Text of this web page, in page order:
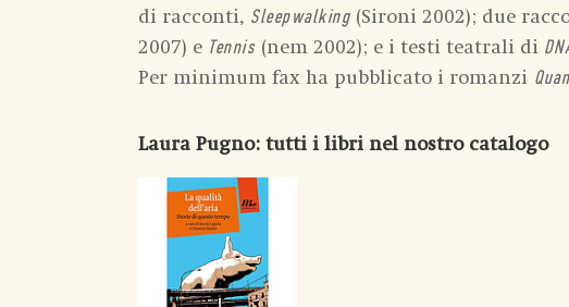
di racconti, Sleepwalking (Sironi 2002); due
2007) e Tennis (nem 2002); e i testi teatrali di
Per minimum fax ha pubblicato i romanzi
Laura Pugno: tutti i libri nel nostro catalogo